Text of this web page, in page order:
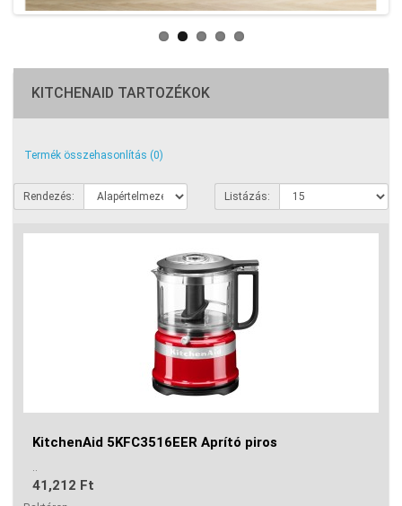
KITCHENAID TARTOZÉKOK
Termék összehasonlítás (0)
Rendezés: Listázás:
KitchenAid 5KFC3516EER Aprító piros
..
41,212 Ft